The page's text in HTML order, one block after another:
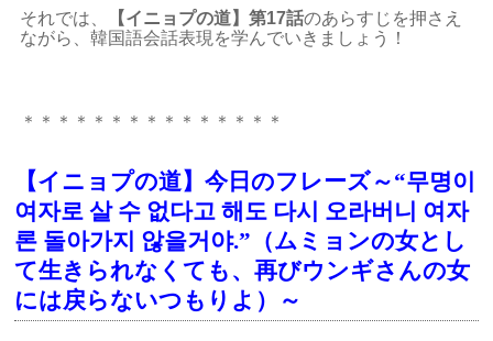
それでは、 【イニョプの道】第17話のあらすじを押さえ
ながら、韓国語会話表現を学んでいきましょう！
＊＊＊＊＊＊＊＊＊＊＊＊＊＊＊
【イニョプの道】今日のフレーズ～“무명이
여자로 살 수 없다고 해도 다시 오라버니 여자
론 돌아가지 않을거야.”（ムミョンの女とし
て生きられなくても、再びウンギさんの女
には戻らないつもりよ）～